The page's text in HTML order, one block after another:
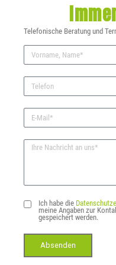
Telefonische Beratung und
Ich habe die
meine Angaben zur
gespeichert werden.
Absenden